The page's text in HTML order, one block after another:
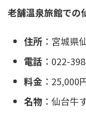
老舗温泉旅館での
住所 ：宮城県
電話 ：022-
料金 ：25,000
名物 ：仙台牛